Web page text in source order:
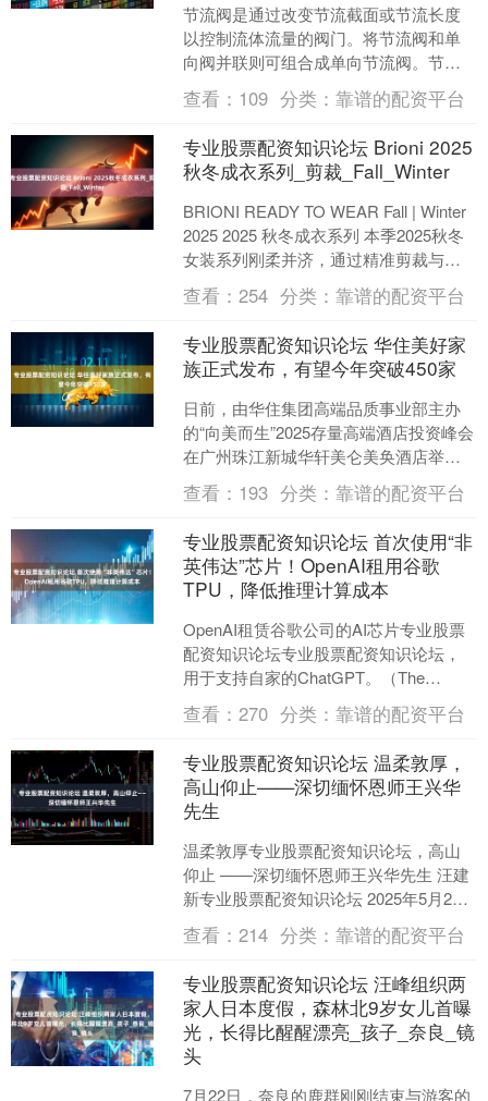
节流阀是通过改变节流截面或节流长度
以控制流体流量的阀门。将节流阀和单
向阀并联则可组合成单向节流阀。节流
阀和单向节流阀是简易的流量控制阀，
在定量泵液压系统中专业股....
查看： 109 分类：靠谱的配资平台
专业股票配资知识论坛 Brioni 2025
秋冬成衣系列_剪裁_Fall_Winter
BRIONI READY TO WEAR Fall | Winter
2025 2025 秋冬成衣系列 本季2025秋冬
女装系列刚柔并济，通过精准剪裁与创
新结构....
查看：254 分类：靠谱的配资平台
专业股票配资知识论坛 华住美好家
族正式发布，有望今年突破450家
日前，由华住集团高端品质事业部主办
的“向美而生”2025存量高端酒店投资峰会
在广州珠江新城华轩美仑美奂酒店举
办。本次峰会以存量市场发展赋能为核
心议题专业股票配资....
查看： 193 分类：靠谱的配资平台
专业股票配资知识论坛 首次使用“非
英伟达”芯片！OpenAI租用谷歌
TPU，降低推理计算成本
OpenAI租赁谷歌公司的AI芯片专业股票
配资知识论坛专业股票配资知识论坛，
用于支持自家的ChatGPT。（The
Information）....
查看：270 分类：靠谱的配资平台
专业股票配资知识论坛 温柔敦厚，
高山仰止——深切缅怀恩师王兴华
先生
温柔敦厚专业股票配资知识论坛，高山
仰止 ——深切缅怀恩师王兴华先生 汪建
新专业股票配资知识论坛 2025年5月28
日开始的连续几天时间里，心情颇不平
静。自从李凤....
查看：214 分类：靠谱的配资平台
专业股票配资知识论坛 汪峰组织两
家人日本度假，森林北9岁女儿首曝
光，长得比醒醒漂亮_孩子_奈良_镜
头
7月22日，奈良的鹿群刚刚结束与游客的